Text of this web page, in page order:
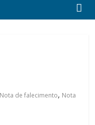
Nota de falecimento, Nota